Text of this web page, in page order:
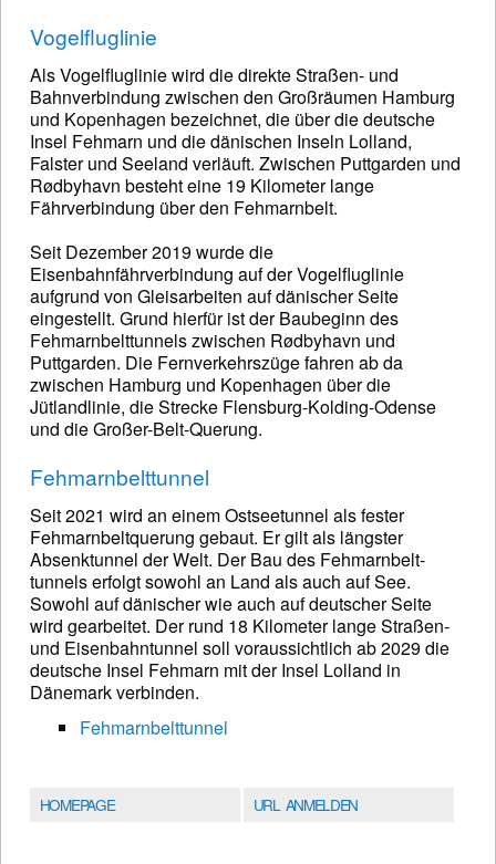
Vogelfluglinie
Als Vogelfluglinie wird die direkte Straßen- und
Bahnverbindung zwischen den Großräumen Hamburg
und Kopenhagen bezeichnet, die über die deutsche
Insel Fehmarn und die dänischen Inseln Lolland,
Falster und Seeland verläuft. Zwischen Puttgarden und
Rødbyhavn besteht eine 19 Kilometer lange
Fährverbindung über den Fehmarnbelt.
Seit Dezember 2019 wurde die
Eisenbahnfährverbindung auf der Vogelfluglinie
aufgrund von Gleisarbeiten auf dänischer Seite
eingestellt. Grund hierfür ist der Baubeginn des
Fehmarnbelt­tunnels zwischen Rødbyhavn und
Puttgarden. Die Fernverkehrszüge fahren ab da
zwischen Hamburg und Kopenhagen über die
Jütlandlinie, die Strecke Flensburg-Kolding-Odense
und die Großer-Belt-Querung.
Fehmarnbelttunnel
Seit 2021 wird an einem Ostseetunnel als fester
Fehmarnbelt­querung gebaut. Er gilt als längster
Absenktunnel der Welt. Der Bau des Fehmarnbelt­
tunnels erfolgt sowohl an Land als auch auf See.
Sowohl auf dänischer wie auch auf deutscher Seite
wird gearbeitet. Der rund 18 Kilometer lange Straßen-
und Eisenbahntunnel soll voraussichtlich ab 2029 die
deutsche Insel Fehmarn mit der Insel Lolland in
Dänemark verbinden.
Fehmarnbelttunnel
HOMEPAGE URL ANMELDEN